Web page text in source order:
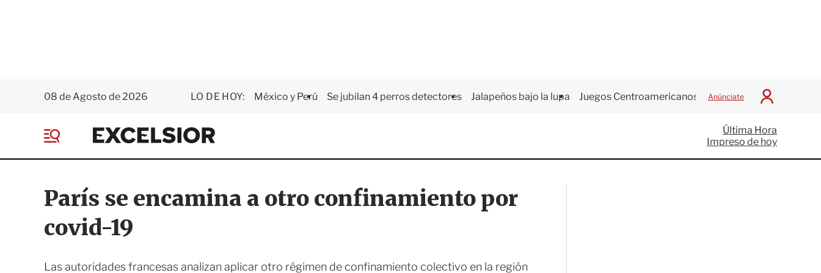
08 de Agosto de 2026 LO DE HOY: México y Perú Se jubilan 4 perros detectores Jalapeños bajo la lupa Juegos Centroamericanos Anúnciate
I
c
i
a
E
x
e
i
o
e
Última Hora
Impreso de hoy
París se encamina a otro confinamiento por
covid-19
Las autoridades francesas analizan aplicar otro régimen de confinamiento colectivo en la región